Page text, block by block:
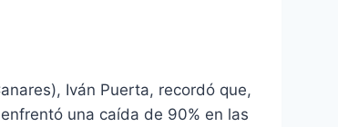
Iván Puerta, recordó que,
una caída de 90% en las